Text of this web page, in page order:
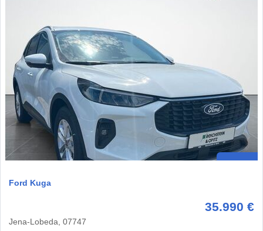
Ford Kuga
35.990 €
Jena-Lobeda, 07747